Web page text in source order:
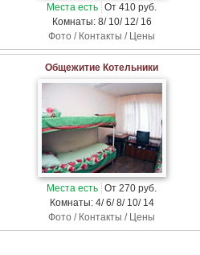
Места есть От 410 руб.
Комнаты: 8/ 10/ 12/ 16
Фото / Контакты / Цены
Общежитие Котельники
Места есть От 270 руб.
Комнаты: 4/ 6/ 8/ 10/ 14
Фото / Контакты / Цены